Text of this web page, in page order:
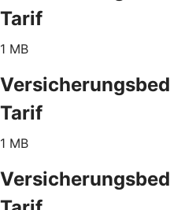
Tarif
1 MB
Tarif
1 MB